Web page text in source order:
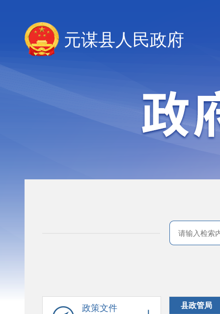
元谋县人民政府
政策文件 县政管局